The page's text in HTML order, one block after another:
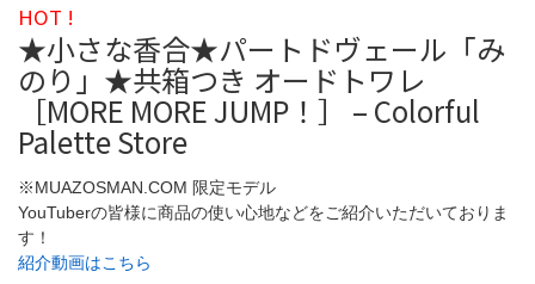
HOT !
★小さな香合★パートドヴェール「み
のり」★共箱つき オードトワレ
［MORE MORE JUMP！］ – Colorful
Palette Store
※MUAZOSMAN.COM 限定モデル
YouTuberの皆様に商品の使い心地などをご紹介いただいておりま
す！
紹介動画はこちら